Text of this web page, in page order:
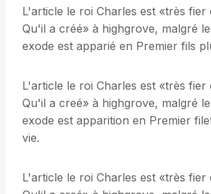
L'article le roi Charles est «très fier
Qu'il a créé» à highgrove, malgré
exode est apparié en Premier fils
L'article le roi Charles est «très fier
Qu'il a creé» à highgrove, malgré
exode est apparition en Premier
vie.
L'article le roi Charles est «très fier